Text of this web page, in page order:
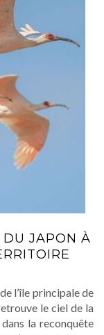
DU JAPON À
l’île principale de
le ciel de la
la reconquête